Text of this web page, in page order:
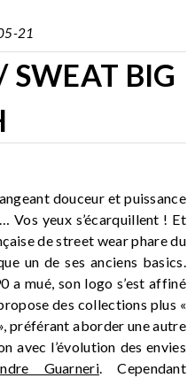
21
SWEAT BIG
douceur et puissance
Vos yeux s’écarquillent ! Et
de street wear phare du
un de ses anciens basics.
a mué, son logo s’est affiné
des collections plus «
préférant aborder une autre
avec l’évolution des envies
Guarneri. Cependant